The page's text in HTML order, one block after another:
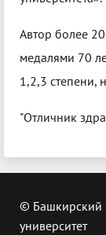
Автор более
медалями 70
1,2,3 степени,
"Отличник
© Башкирский
университет